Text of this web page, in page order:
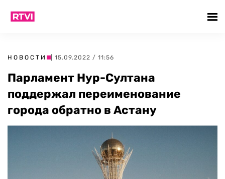
НОВОСТИ | 15.09.2022 / 11:56
Парламент Нур-Султана
поддержал переименование
города обратно в Астану